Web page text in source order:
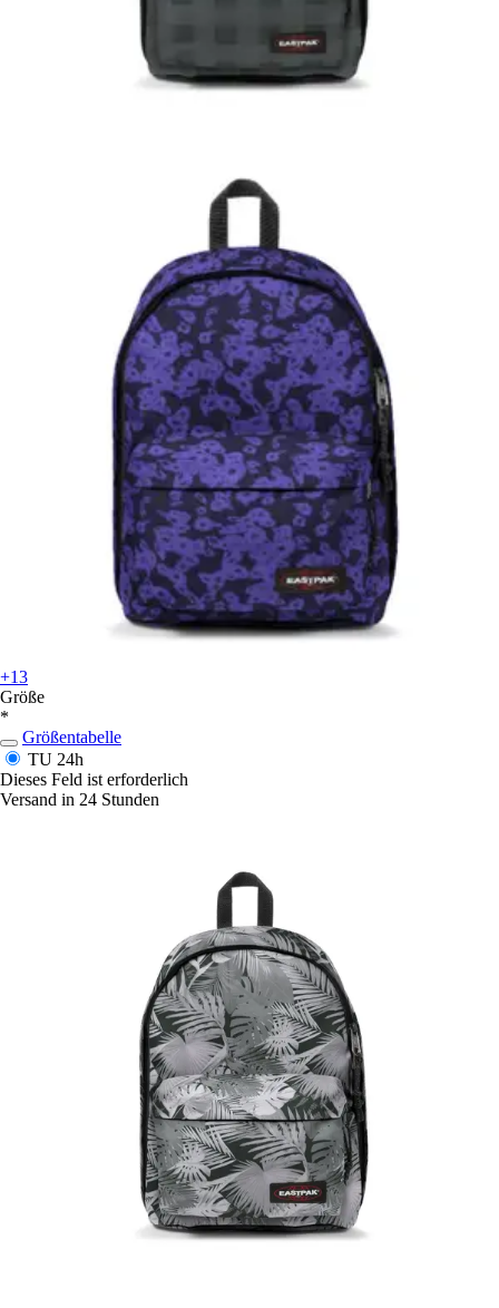
+13
Größe
*
Größentabelle
TU 24h
Dieses Feld ist erforderlich
Versand in 24 Stunden